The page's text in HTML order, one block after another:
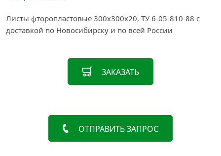
Листы фторопластовые 300х300х20, ТУ 6-05-810-88 с
доставкой по Новосибирску и по всей России
ЗАКАЗАТЬ
ОТПРАВИТЬ ЗАПРОС